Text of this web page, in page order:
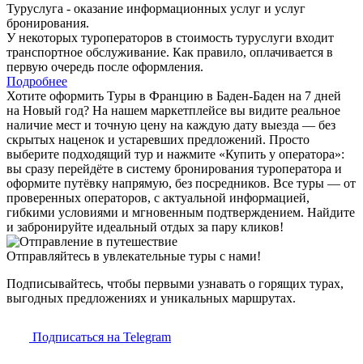
Туруслуга - оказание информационных услуг и услуг
бронирования.
У некоторых туроператоров в стоимость туруслуги входит
транспортное обслуживание. Как правило, оплачивается в
первую очередь после оформления.
Подробнее
Хотите оформить Туры в Францию в Баден-Баден на 7 дней
на Новый год? На нашем маркетплейсе вы видите реальное
наличие мест и точную цену на каждую дату выезда — без
скрытых наценок и устаревших предложений. Просто
выберите подходящий тур и нажмите «Купить у оператора»:
вы сразу перейдёте в систему бронирования туроператора и
оформите путёвку напрямую, без посредников. Все туры — от
проверенных операторов, с актуальной информацией,
гибкими условиями и мгновенным подтверждением. Найдите
и забронируйте идеальный отдых за пару кликов!
Отправляйтесь в увлекательные туры с нами!
Подписывайтесь, чтобы первыми узнавать о горящих турах,
выгодных предложениях и уникальных маршрутах.
Подписаться на Telegram